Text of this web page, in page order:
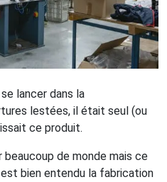
lancer dans la
lestées, il était seul (ou
ce produit.
beaucoup de monde mais ce
bien entendu la fabrication